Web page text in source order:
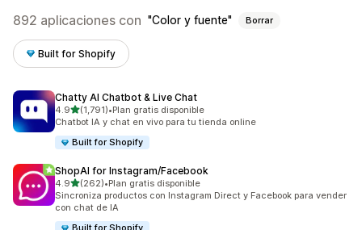
892 aplicaciones con Color y fuente Borrar
Built for Shopify
Chatty AI Chatbot & Live Chat
4.9de 5 estrellas
(1,791)
1791 reseñas en total
•Plan gratis disponible
Chatbot IA y chat en vivo para tu tienda online
Built for Shopify
ShopAI for Instagram/Facebook
4.9de 5 estrellas
(262)
262 reseñas en total
•Plan gratis disponible
Sincroniza productos con Instagram Direct y Facebook para vender
con chat de IA